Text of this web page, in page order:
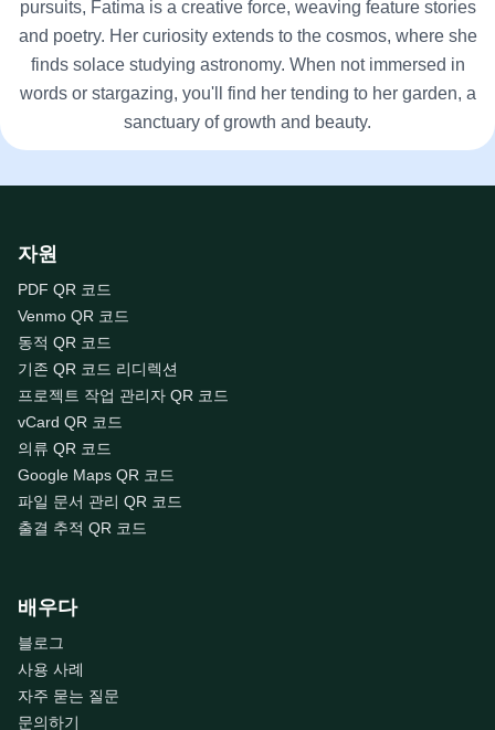
pursuits, Fatima is a creative force, weaving feature stories
and poetry. Her curiosity extends to the cosmos, where she
finds solace studying astronomy. When not immersed in
words or stargazing, you'll find her tending to her garden, a
sanctuary of growth and beauty.
자원
PDF QR 코드
Venmo QR 코드
동적 QR 코드
기존 QR 코드 리디렉션
프로젝트 작업 관리자 QR 코드
vCard QR 코드
의류 QR 코드
Google Maps QR 코드
파일 문서 관리 QR 코드
출결 추적 QR 코드
배우다
블로그
사용 사례
자주 묻는 질문
문의하기